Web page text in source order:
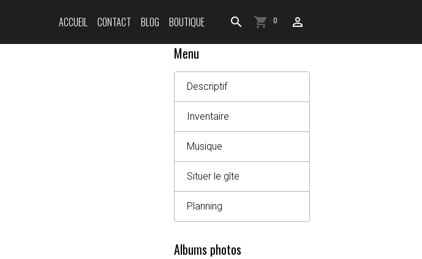
ACCUEIL CONTACT BLOG BOUTIQUE 0
Menu
Descriptif
Inventaire
Musique
Situer le gîte
Planning
Albums photos